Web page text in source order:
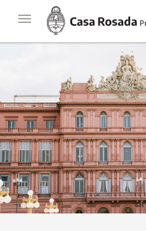
Toggle
navigation
Casa
Rosada
Presidencia
de